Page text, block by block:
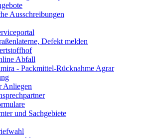
Ausschreibungen
Defekt melden
Abfall
- Packmittel-Rücknahme Agrar
Anliegen
und Sachgebiete